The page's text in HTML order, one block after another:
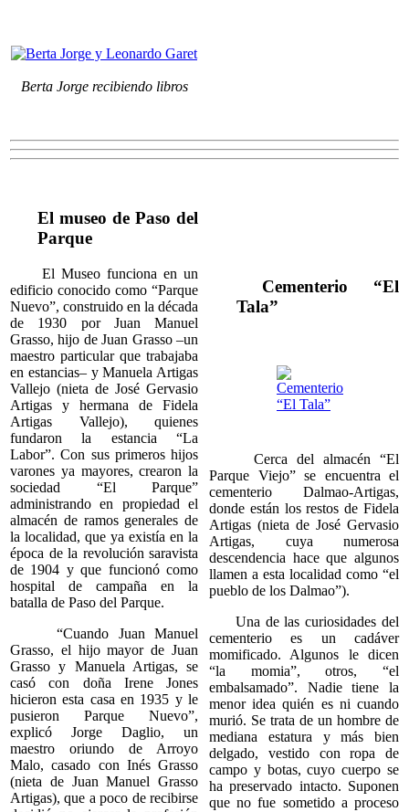
Berta Jorge recibiendo libros
El museo de Paso del
Parque
El Museo funciona en un
edificio conocido como “Parque
Nuevo”, construido en la década
de 1930 por Juan Manuel
Grasso, hijo de Juan Grasso –un
maestro particular que trabajaba
en estancias– y Manuela Artigas
Vallejo (nieta de José Gervasio
Artigas y hermana de Fidela
Artigas Vallejo), quienes
fundaron la estancia “La
Labor”. Con sus primeros hijos
varones ya mayores, crearon la
sociedad “El Parque”
administrando en propiedad el
almacén de ramos generales de
la localidad, que ya existía en la
época de la revolución saravista
de 1904 y que funcionó como
hospital de campaña en la
batalla de Paso del Parque.
“Cuando Juan Manuel
Grasso, el hijo mayor de Juan
Grasso y Manuela Artigas, se
casó con doña Irene Jones
hicieron esta casa en 1935 y le
pusieron Parque Nuevo”,
explicó Jorge Daglio, un
maestro oriundo de Arroyo
Malo, casado con Inés Grasso
(nieta de Juan Manuel Grasso
Artigas), que a poco de recibirse
Cementerio “El
Tala”
Cerca del almacén “El
Parque Viejo” se encuentra el
cementerio Dalmao-Artigas,
donde están los restos de Fidela
Artigas (nieta de José Gervasio
Artigas, cuya numerosa
descendencia hace que algunos
llamen a esta localidad como “el
pueblo de los Dalmao”).
Una de las curiosidades del
cementerio es un cadáver
momificado. Algunos le dicen
“la momia”, otros, “el
embalsamado”. Nadie tiene la
menor idea quién es ni cuando
murió. Se trata de un hombre de
mediana estatura y más bien
delgado, vestido con ropa de
campo y botas, cuyo cuerpo se
ha preservado intacto. Suponen
que no fue sometido a proceso